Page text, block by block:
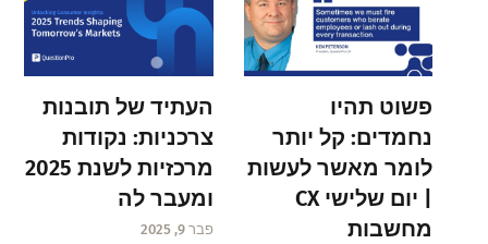
פשוט תהיו
נחמדים: קל יותר
לומר מאשר לעשות
| יום שלישי CX
מחשבות
העתיד של תובנות
צרכניות: נקודות
מרכזיות לשנת 2025
ומעבר לה
פבר 9, 2025